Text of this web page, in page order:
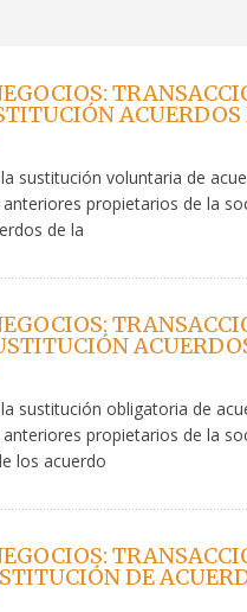
ACUERDOS
sustitución voluntaria de
propietarios de la
de la
sustitución obligatoria de
propietarios de la
los acuerdo
DE